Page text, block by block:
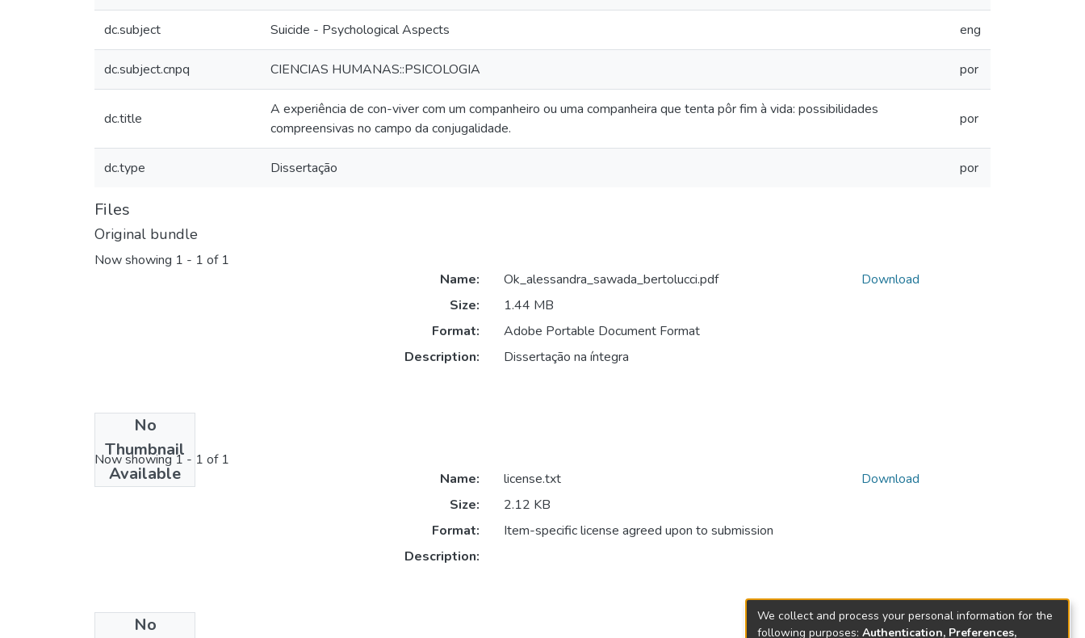
dc.subject Suicide - Psychological Aspects eng
dc.subject.cnpq CIENCIAS HUMANAS::PSICOLOGIA por
dc.title
A experiência de con-viver com um companheiro ou uma companheira que tenta pôr fim à vida: possibilidades
compreensivas no campo da conjugalidade.
por
dc.type Dissertação por
Files
Original bundle
Now showing 1 - 1 of 1
No
Thumbnail
Available
Name:
Ok_alessandra_sawada_bertolucci.pdf
Size:
1.44 MB
Format:
Adobe Portable Document Format
Description:
Dissertação na íntegra
Download
License bundle
Now showing1 - 1 of 1
No
Name:
license.txt
Size:
2.12 KB
Format:
Item-specific license agreed upon to submission
Description:
Download
Collections
We collect and process your personal information for the
following purposes: Authentication, Preferences,